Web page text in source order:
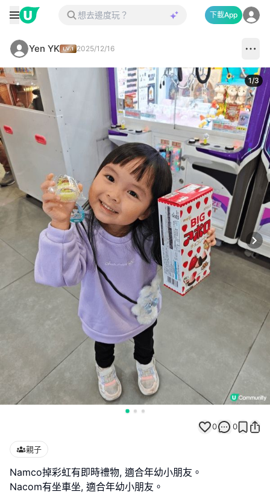
下載App
Yen YK 2025/12/16
1/3
0 0
親子
Namco掉彩虹有即時禮物, 適合年幼小朋友。
Nacom有坐車坐, 適合年幼小朋友。